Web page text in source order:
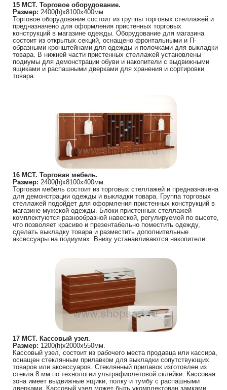
15 МСТ. Торговое оборудование.
Размер: 2400(h)х8100х400мм.
Торговое оборудование состоит из группы торговых стеллажей и
предназначено для оформления пристенных торговых
конструкций в магазине одежды. Оборудование для магазина
состоит из открытых секций, оснащено фронтальными и П-
образными кронштейнами для одежды и полочками для выкладки
товара. В нижней части пристенных стеллажей установлены
подиумы для демонстрации обуви и накопители с выдвижными
ящиками и распашными дверками для хранения и сортировки
товара.
16 МСТ. Торговая мебель.
Размер: 2400(h)х8100х400мм.
Торговая мебель состоит из торговых стеллажей и предназначена
для демонстрации одежды и выкладки товара. Группа торговых
стеллажей подойдет для оформления пристенных конструкций в
магазине мужской одежды. Блоки пристенных стеллажей
комплектуются разнообразной навеской, регулируемой по высоте,
что позволяет красиво и презентабельно поместить одежду,
сделать выкладку товара и разместить дополнительные
аксессуары на подиумах. Внизу устанавливаются накопители.
17 МСТ. Кассовый узел.
Размер: 1200(h)х2000х550мм.
Кассовый узел, состоит из рабочего места продавца или кассира,
оснащен стеклянным прилавком для выкладки сопутствующих
товаров или аксессуаров. Стеклянный прилавок изготовлен из
стекла 8 мм по технологии ультрафиолетовой склейки. Кассовая
зона имеет выдвижные ящики, полку и тумбу с распашными
дверками. Кассовый узел может быть укомплектован замками.